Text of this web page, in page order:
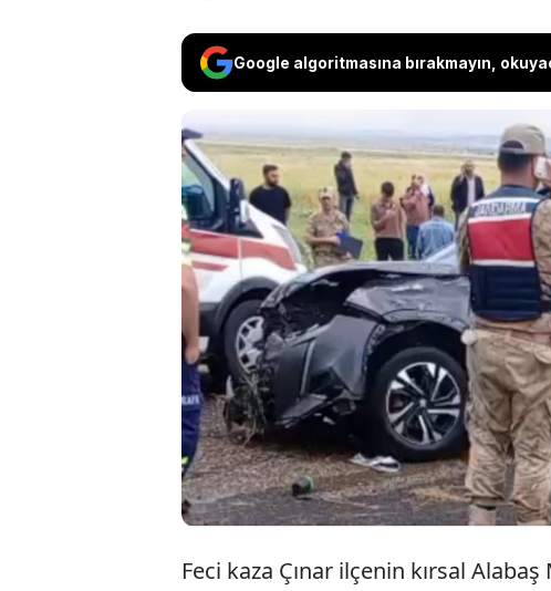
Google algoritmasına bırakmayın,
Diyarbakır'da
takla attı. Ağır
hayatını
kalp krizi geçirip
Feci kaza Çınar ilçenin kırsal